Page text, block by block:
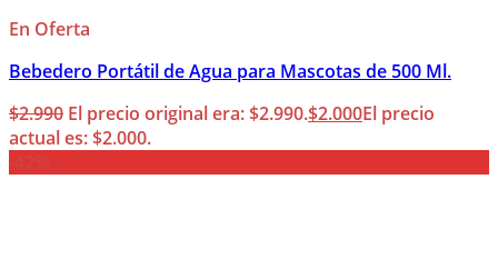
En Oferta
Bebedero Portátil de Agua para Mascotas de 500 Ml.
$2.990 El precio original era: $2.990.$2.000El precio
actual es: $2.000.